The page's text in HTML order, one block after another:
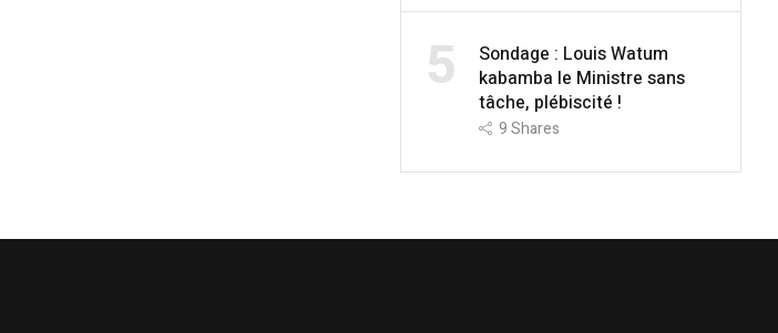
5
Sondage : Louis Watum
kabamba le Ministre sans
tâche, plébiscité !
9Shares